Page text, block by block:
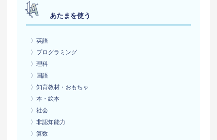
あたまを使う
〉英語
〉プログラミング
〉理科
〉国語
〉知育教材・おもちゃ
〉本・絵本
〉社会
〉非認知能力
〉算数